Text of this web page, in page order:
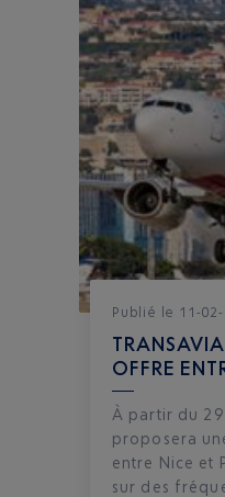
Publié le 11-
OFFRE
À partir du
proposera
entre Nice et
sur des